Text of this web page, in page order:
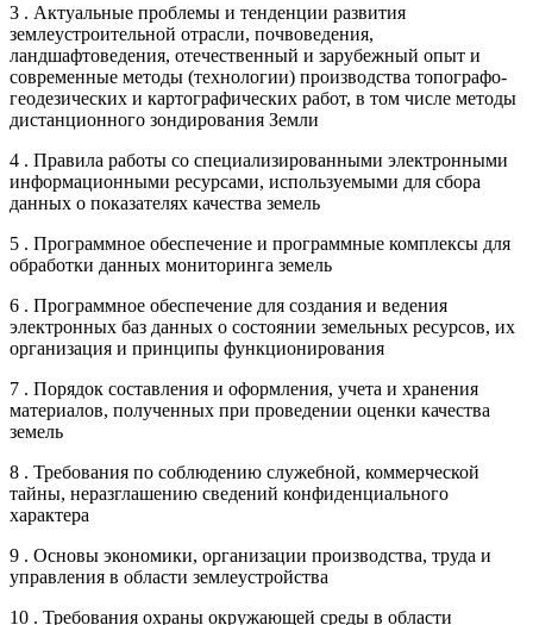
3 . Актуальные проблемы и тенденции развития
землеустроительной отрасли, почвоведения,
ландшафтоведения, отечественный и зарубежный опыт и
современные методы (технологии) производства топографо-
геодезических и картографических работ, в том числе методы
дистанционного зондирования Земли
4 . Правила работы со специализированными электронными
информационными ресурсами, используемыми для сбора
данных о показателях качества земель
5 . Программное обеспечение и программные комплексы для
обработки данных мониторинга земель
6 . Программное обеспечение для создания и ведения
электронных баз данных о состоянии земельных ресурсов, их
организация и принципы функционирования
7 . Порядок составления и оформления, учета и хранения
материалов, полученных при проведении оценки качества
земель
8 . Требования по соблюдению служебной, коммерческой
тайны, неразглашению сведений конфиденциального
характера
9 . Основы экономики, организации производства, труда и
управления в области землеустройства
10 . Требования охраны окружающей среды в области